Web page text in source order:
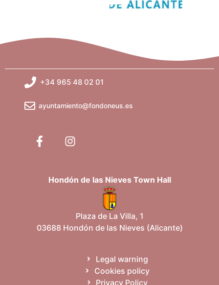
+34 965 48 02 01
ayuntamiento@fondoneus.es
Hondón de las Nieves Town Hall
Plaza de La Villa, 1
03688 Hondón de las Nieves (Alicante)
Legal warning
Cookies policy
Privacy Policy